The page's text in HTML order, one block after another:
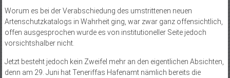
Worum es bei der Verabschiedung des umstrittenen neuen
Artenschutzkatalogs in Wahrheit ging, war zwar ganz offensichtlich,
offen ausgesprochen wurde es von institutioneller Seite jedoch
vorsichtshalber nicht.
Jetzt besteht jedoch kein Zweifel mehr an den eigentlichen Absichten,
denn am 29. Juni hat Teneriffas Hafenamt nämlich bereits die